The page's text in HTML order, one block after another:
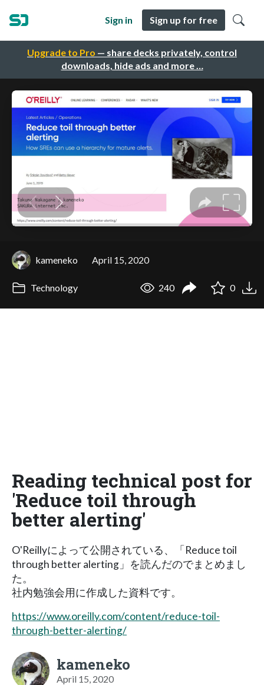
Upgrade to Pro — share decks privately, control
downloads, hide ads and more …
Sign in Sign up for free
kameneko April 15, 2020
Technology 240 0
Reading technical post for
'Reduce toil through
better alerting'
O'Reillyによって公開されている、「Reduce toil
through better alerting」を読んだのでまとめまし
た。
社内勉強会用に作成した資料です。
https://www.oreilly.com/content/reduce-toil-
through-better-alerting/
kameneko
April 15, 2020